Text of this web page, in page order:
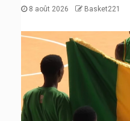
8 août 2026 Basket221